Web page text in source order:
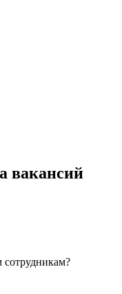
вакансий
сотрудникам?